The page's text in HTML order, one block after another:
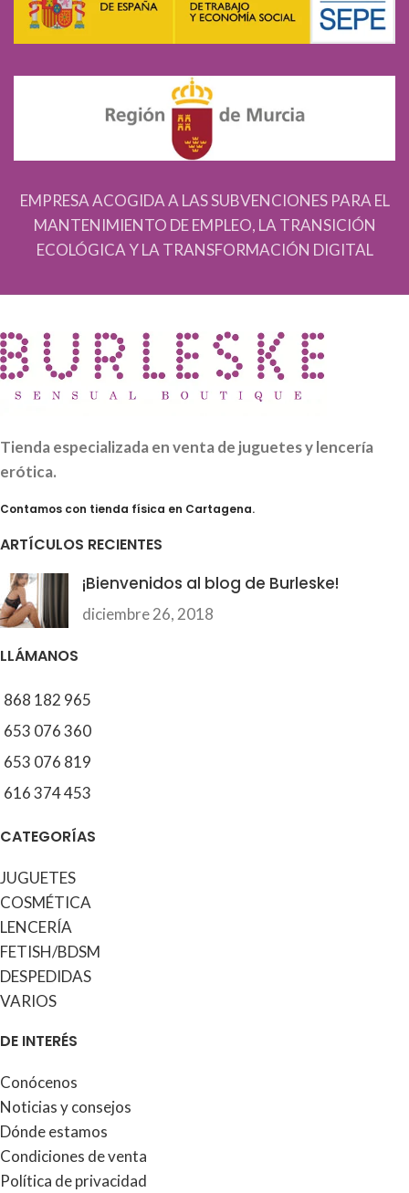
EMPRESA ACOGIDA A LAS SUBVENCIONES PARA EL
MANTENIMIENTO DE EMPLEO, LA TRANSICIÓN
ECOLÓGICA Y LA TRANSFORMACIÓN DIGITAL
Tienda especializada en venta de juguetes y lencería
erótica.
Contamos con tienda física en Cartagena.
ARTÍCULOS RECIENTES
¡Bienvenidos al blog de Burleske!
diciembre 26, 2018
LLÁMANOS
868 182 965
653 076 360
653 076 819
616 374 453
CATEGORÍAS
JUGUETES
COSMÉTICA
LENCERÍA
FETISH/BDSM
DESPEDIDAS
VARIOS
DE INTERÉS
Conócenos
Noticias y consejos
Dónde estamos
Condiciones de venta
Política de privacidad